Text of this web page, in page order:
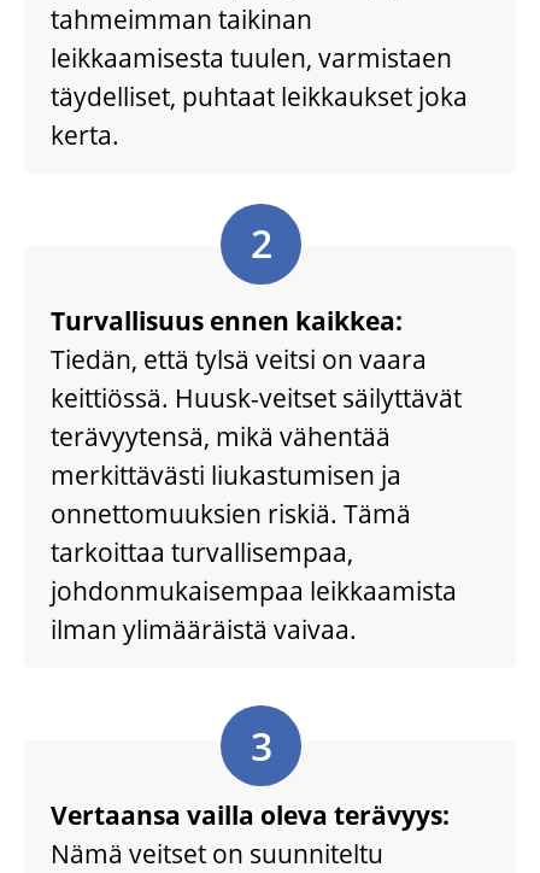
tahmeimman taikinan
leikkaamisesta tuulen, varmistaen
täydelliset, puhtaat leikkaukset joka
kerta.
Turvallisuus ennen kaikkea:
Tiedän, että tylsä veitsi on vaara
keittiössä. Huusk-veitset säilyttävät
terävyytensä, mikä vähentää
merkittävästi liukastumisen ja
onnettomuuksien riskiä. Tämä
tarkoittaa turvallisempaa,
johdonmukaisempaa leikkaamista
ilman ylimääräistä vaivaa.
2
Vertaansa vailla oleva terävyys:
Nämä veitset on suunniteltu
3